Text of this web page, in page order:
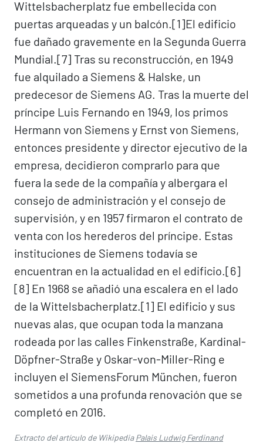
Wittelsbacherplatz fue embellecida con
puertas arqueadas y un balcón.[1]​ El edificio
fue dañado gravemente en la Segunda Guerra
Mundial.[7]​ Tras su reconstrucción, en 1949
fue alquilado a Siemens & Halske, un
predecesor de Siemens AG. Tras la muerte del
príncipe Luis Fernando en 1949, los primos
Hermann von Siemens y Ernst von Siemens,
entonces presidente y director ejecutivo de la
empresa, decidieron comprarlo para que
fuera la sede de la compañía y albergara el
consejo de administración y el consejo de
supervisión, y en 1957 firmaron el contrato de
venta con los herederos del príncipe. Estas
instituciones de Siemens todavía se
encuentran en la actualidad en el edificio.[6]​
[8]​ En 1968 se añadió una escalera en el lado
de la Wittelsbacherplatz.[1]​ El edificio y sus
nuevas alas, que ocupan toda la manzana
rodeada por las calles Finkenstraße, Kardinal-
Döpfner-Straße y Oskar-von-Miller-Ring e
incluyen el SiemensForum München, fueron
sometidos a una profunda renovación que se
completó en 2016.
Extracto del artículo de WikipediaPalais Ludwig Ferdinand